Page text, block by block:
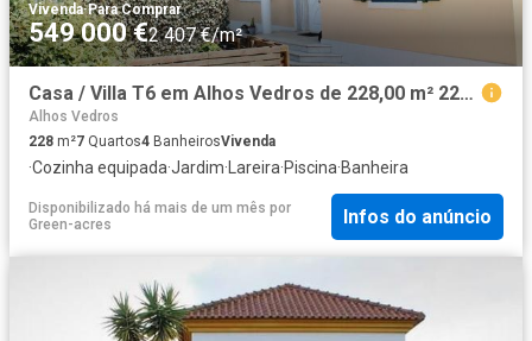
Vivenda·Para Comprar
549 000 €2 407 €/m²
Casa / Villa T6 em Alhos Vedros de 228,00 m² 228m² Santo antónio da charneca
Alhos Vedros
228 m²7 Quartos4 BanheirosVivenda
·Cozinha equipada·Jardim· Lareira·Piscina·Banheira
Disponibilizado há mais de um mês por
Green-acres
Infos do anúncio